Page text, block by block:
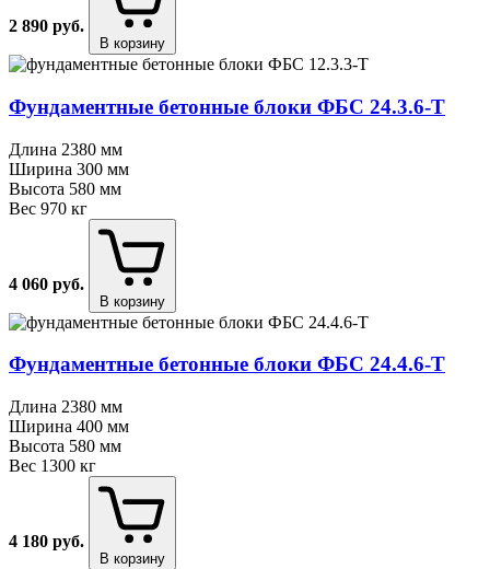
2 890 руб.
В корзину
Фундаментные бетонные блоки ФБС 24.3.6⁠-⁠Т
Длина 2380 мм
Ширина 300 мм
Высота 580 мм
Вес 970 кг
4 060 руб.
В корзину
Фундаментные бетонные блоки ФБС 24.4.6⁠-⁠Т
Длина 2380 мм
Ширина 400 мм
Высота 580 мм
Вес 1300 кг
4 180 руб.
В корзину